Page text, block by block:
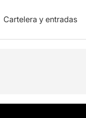
Cartelera y entradas